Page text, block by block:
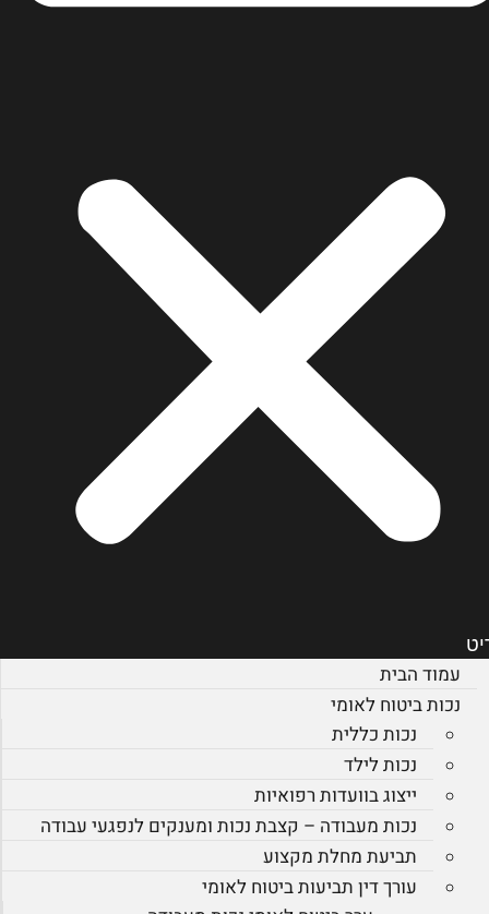
עמוד הבית
נכות ביטוח לאומי
נכות כללית
נכות לילד
ייצוג בוועדות רפואיות
נכות מעבודה – קצבת נכות ומענקים לנפגעי עבודה
תביעת מחלת מקצוע
עורך דין תביעות ביטוח לאומי